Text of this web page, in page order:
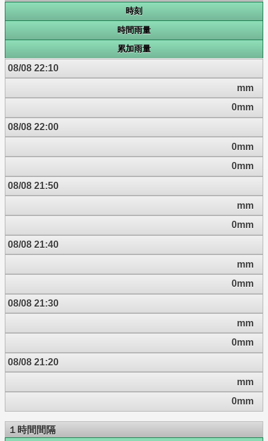
時刻
時間雨量
累加雨量
08/08 22:10
mm
0mm
08/08 22:00
0mm
0mm
08/08 21:50
mm
0mm
08/08 21:40
mm
0mm
08/08 21:30
mm
0mm
08/08 21:20
mm
0mm
１時間間隔